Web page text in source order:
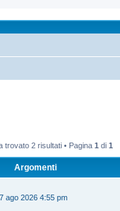
trovato 2 risultati • Pagina 1 di 1
Argomenti
ago 2026 4:55 pm